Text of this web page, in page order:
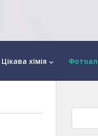
Цікава хімія keyboard_arrow_down